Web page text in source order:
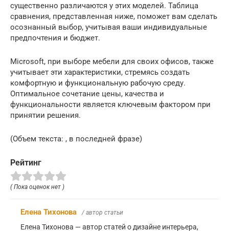
существенно различаются у этих моделей. Таблица
сравнения, представленная ниже, поможет вам сделать
осознанный выбор, учитывая ваши индивидуальные
предпочтения и бюджет.
Microsoft, при выборе мебели для своих офисов, также
учитывает эти характеристики, стремясь создать
комфортную и функциональную рабочую среду.
Оптимальное сочетание цены, качества и
функциональности является ключевым фактором при
принятии решения.
(Объем текста: , в последней фразе)
Рейтинг
( Пока оценок нет )
Елена Тихонова / автор статьи
Елена Тихонова — автор статей о дизайне интерьера,